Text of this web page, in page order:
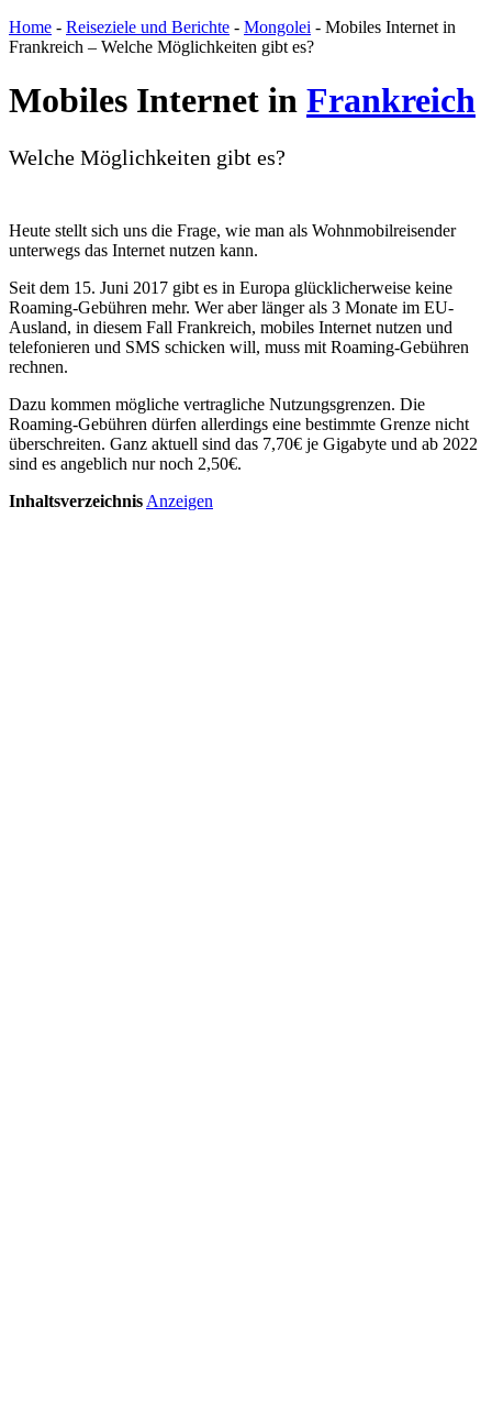
Home - Reiseziele und Berichte - Mongolei - Mobiles Internet in
Frankreich – Welche Möglichkeiten gibt es?
Mobiles Internet in Frankreich
Welche Möglichkeiten gibt es?
Heute stellt sich uns die Frage, wie man als Wohnmobilreisender
unterwegs das Internet nutzen kann.
Seit dem 15. Juni 2017 gibt es in Europa glücklicherweise keine
Roaming-Gebühren mehr. Wer aber länger als 3 Monate im EU-
Ausland, in diesem Fall Frankreich, mobiles Internet nutzen und
telefonieren und SMS schicken will, muss mit Roaming-Gebühren
rechnen.
Dazu kommen mögliche vertragliche Nutzungsgrenzen. Die
Roaming-Gebühren dürfen allerdings eine bestimmte Grenze nicht
überschreiten. Ganz aktuell sind das 7,70€ je Gigabyte und ab 2022
sind es angeblich nur noch 2,50€.
Inhaltsverzeichnis Anzeigen